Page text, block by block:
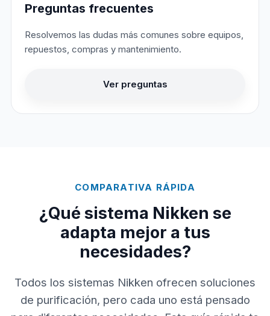
Preguntas frecuentes
Resolvemos las dudas más comunes sobre equipos,
repuestos, compras y mantenimiento.
Ver preguntas
COMPARATIVA RÁPIDA
¿Qué sistema Nikken se
adapta mejor a tus
necesidades?
Todos los sistemas Nikken ofrecen soluciones
de purificación, pero cada uno está pensado